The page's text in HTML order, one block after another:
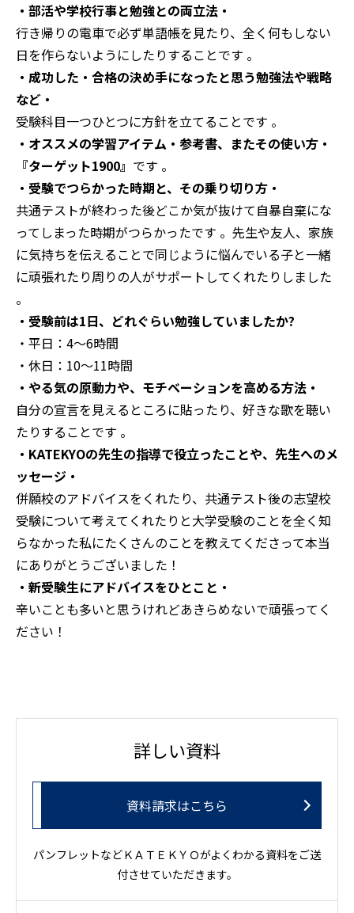
・部活や学校行事と勉強との両立法・
行き帰りの電車で必ず単語帳を見たり、全く何もしない
日を作らないようにしたりすることです 。
・成功した・合格の決め手になったと思う勉強法や戦略
など・
受験科目一つひとつに方針を立てることです 。
・オススメの学習アイテム・参考書、またその使い方・
『ターゲット1900』 です 。
・受験でつらかった時期と、その乗り切り方・
共通テストが終わった後どこか気が抜けて自暴自棄にな
ってしまった時期がつらかったです 。先生や友人、家族
に気持ちを伝えることで同じように悩んでいる子と一緒
に頑張れたり周りの人がサポートしてくれたりしました
。
・受験前は1日、どれぐらい勉強していましたか?
・平日：4〜6時間
・休日：10〜11時間
・やる気の原動力や、モチベーションを高める方法・
自分の宣言を見えるところに貼ったり、好きな歌を聴い
たりすることです 。
・KATEKYOの先生の指導で役立ったことや、先生へのメ
ッセージ・
併願校のアドバイスをくれたり、共通テスト後の志望校
受験について考えてくれたりと大学受験のことを全く知
らなかった私にたくさんのことを教えてくださって本当
にありがとうございました！
・新受験生にアドバイスをひとこと・
辛いことも多いと思うけれどあきらめないで頑張ってく
ださい！
詳しい資料
資料請求はこちら
パンフレットなどＫＡＴＥＫＹＯがよくわかる資料をご送
付させていただきます。